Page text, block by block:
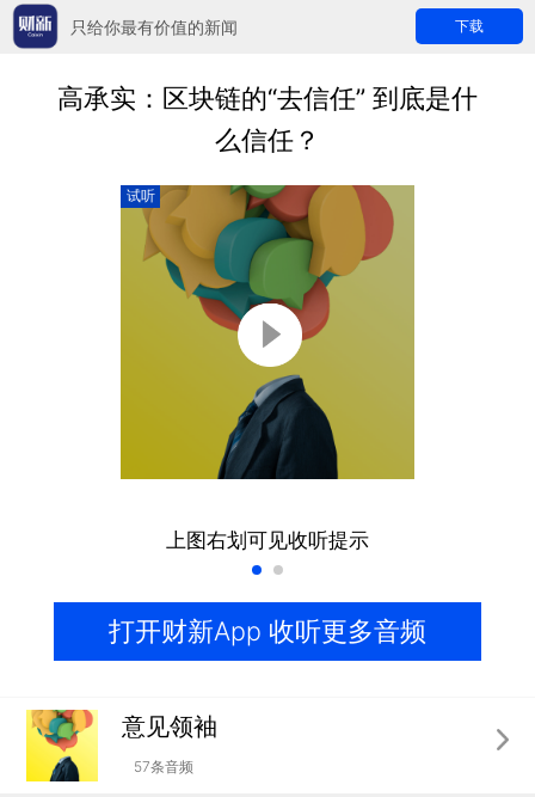
只给你最有价值的新闻 下载
高承实：区块链的“去信任” 到底是什
么信任？
试听
上图右划可见收听提示
打开财新App 收听更多音频
意见领袖
57条音频